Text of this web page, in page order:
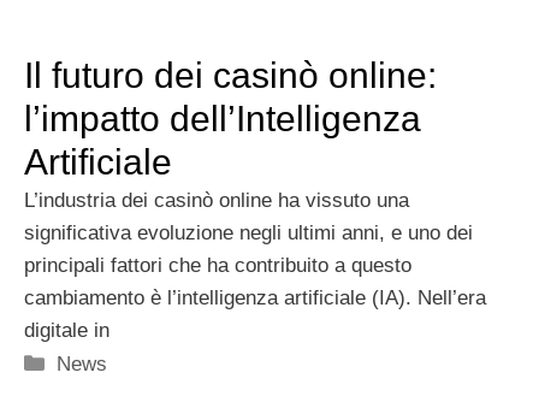
Il futuro dei casinò online:
l’impatto dell’Intelligenza
Artificiale
L’industria dei casinò online ha vissuto una
significativa evoluzione negli ultimi anni, e uno dei
principali fattori che ha contribuito a questo
cambiamento è l’intelligenza artificiale (IA). Nell’era
digitale in
Categorie
News